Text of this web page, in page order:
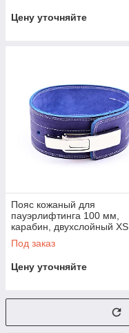
Цену уточняйте
Пояс кожаный для
пауэрлифтинга 100 мм,
карабин, двухслойный XS
(50-70 см) L (80-100 см)
Под заказ
Цену уточняйте